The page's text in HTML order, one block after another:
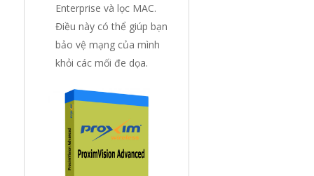
Enterprise và lọc MAC.
Điều này có thể giúp bạn
bảo vệ mạng của mình
khỏi các mối đe dọa.